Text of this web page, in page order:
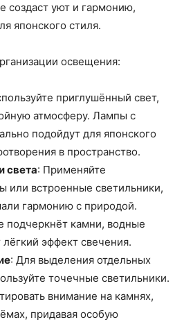
создаст уют и гармонию,
японского стиля.
освещения:
приглушённый свет,
атмосферу. Лампы с
подойдут для японского
в пространство.
света: Применяйте
или встроенные светильники,
гармонию с природой.
подчеркнёт камни, водные
эффект свечения.
: Для выделения отдельных
точечные светильники.
внимание на камнях,
придавая особую